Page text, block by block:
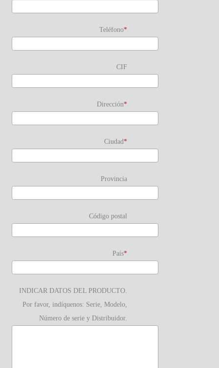
Teléfono
CIF
Dirección
Ciudad
Provincia
Código postal
País
INDICAR DATOS DEL PRODUCTO.
Por favor, indíquenos: Serie, Modelo,
Número de serie y Distribuidor.